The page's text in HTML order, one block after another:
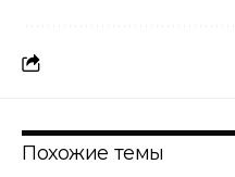
Похожие темы